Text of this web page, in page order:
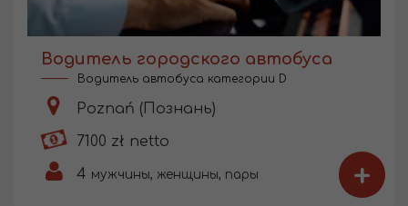
Водитель городского автобуса
Водитель автобуса категории D
Poznań (Познань)
7100 zł netto
4 мужчины, женщины, пары +